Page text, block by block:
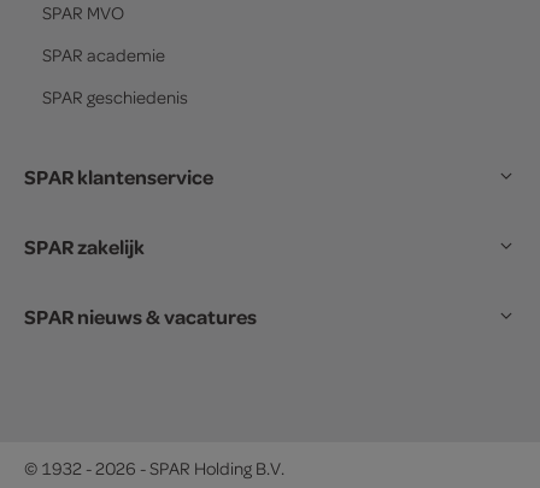
SPAR MVO
SPAR academie
SPAR geschiedenis
SPAR klantenservice
SPAR zakelijk
SPAR nieuws & vacatures
© 1932 - 2026 - SPAR Holding B.V.